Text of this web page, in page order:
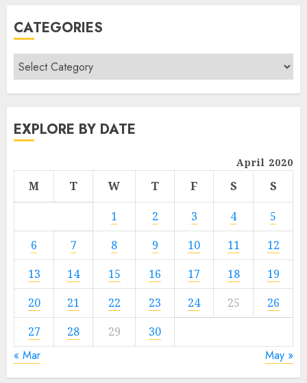
CATEGORIES
EXPLORE BY DATE
April 2020
M T W T F S
S
1
2 3 4
5
6
7 8 9 10 11
12
13
14 15 16 17 18
19
20
21 22 23 24 25
26
27
28 29 30
« Mar May »